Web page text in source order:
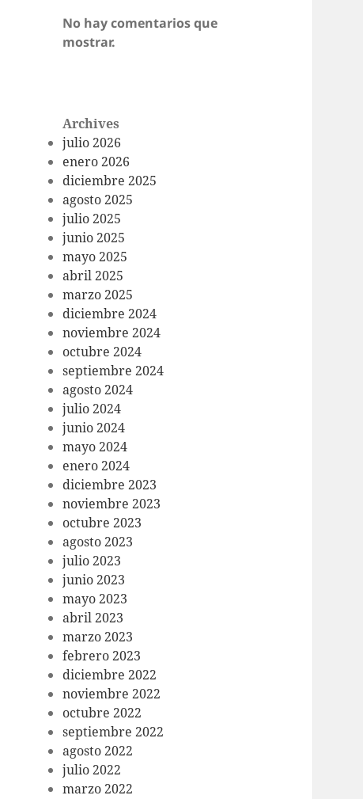
No hay comentarios que
mostrar.
Archives
julio 2026
enero 2026
diciembre 2025
agosto 2025
julio 2025
junio 2025
mayo 2025
abril 2025
marzo 2025
diciembre 2024
noviembre 2024
octubre 2024
septiembre 2024
agosto 2024
julio 2024
junio 2024
mayo 2024
enero 2024
diciembre 2023
noviembre 2023
octubre 2023
agosto 2023
julio 2023
junio 2023
mayo 2023
abril 2023
marzo 2023
febrero 2023
diciembre 2022
noviembre 2022
octubre 2022
septiembre 2022
agosto 2022
julio 2022
marzo 2022